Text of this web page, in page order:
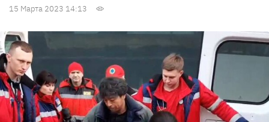
15 Марта 2023 14:13